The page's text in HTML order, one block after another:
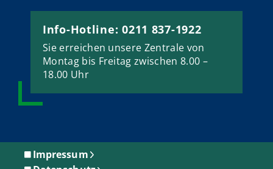
Info-Hotline: 0211 837-1922
Sie erreichen unsere Zentrale von
Montag bis Freitag zwischen 8.00 –
18.00 Uhr
Impressum